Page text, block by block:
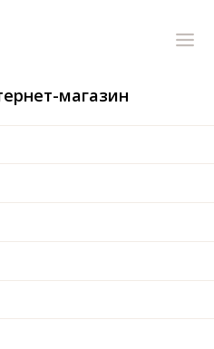
магазин